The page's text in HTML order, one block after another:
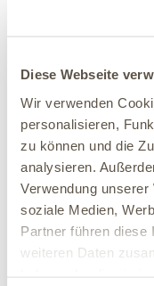
Diese Webseite
Wir verwenden
personalisieren,
zu können und die
analysieren.
Verwendung
soziale Medien,
Partner führen diese
weiteren Daten
Wir haben vor ca.
kein Fisch oder
das Futter und wir
diese Sorte
sind top unsere
geliefert. Von mir
einzige was ich
ohne Fisch gibt, da
enthalten.